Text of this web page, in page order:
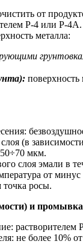
от
Р-4 или Р-4А.
металла:
(в
мкм.
слоя эмали в
от
точка росы.
и
не более 10%